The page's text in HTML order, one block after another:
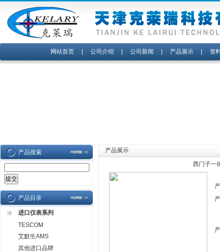
网站首页| 公司介绍 公司新闻 产品展示| 资
产品搜索
产品目录
进口仪表系列
TESCOM
艾默生AMS
其他进口品牌
产品展示
西门子一